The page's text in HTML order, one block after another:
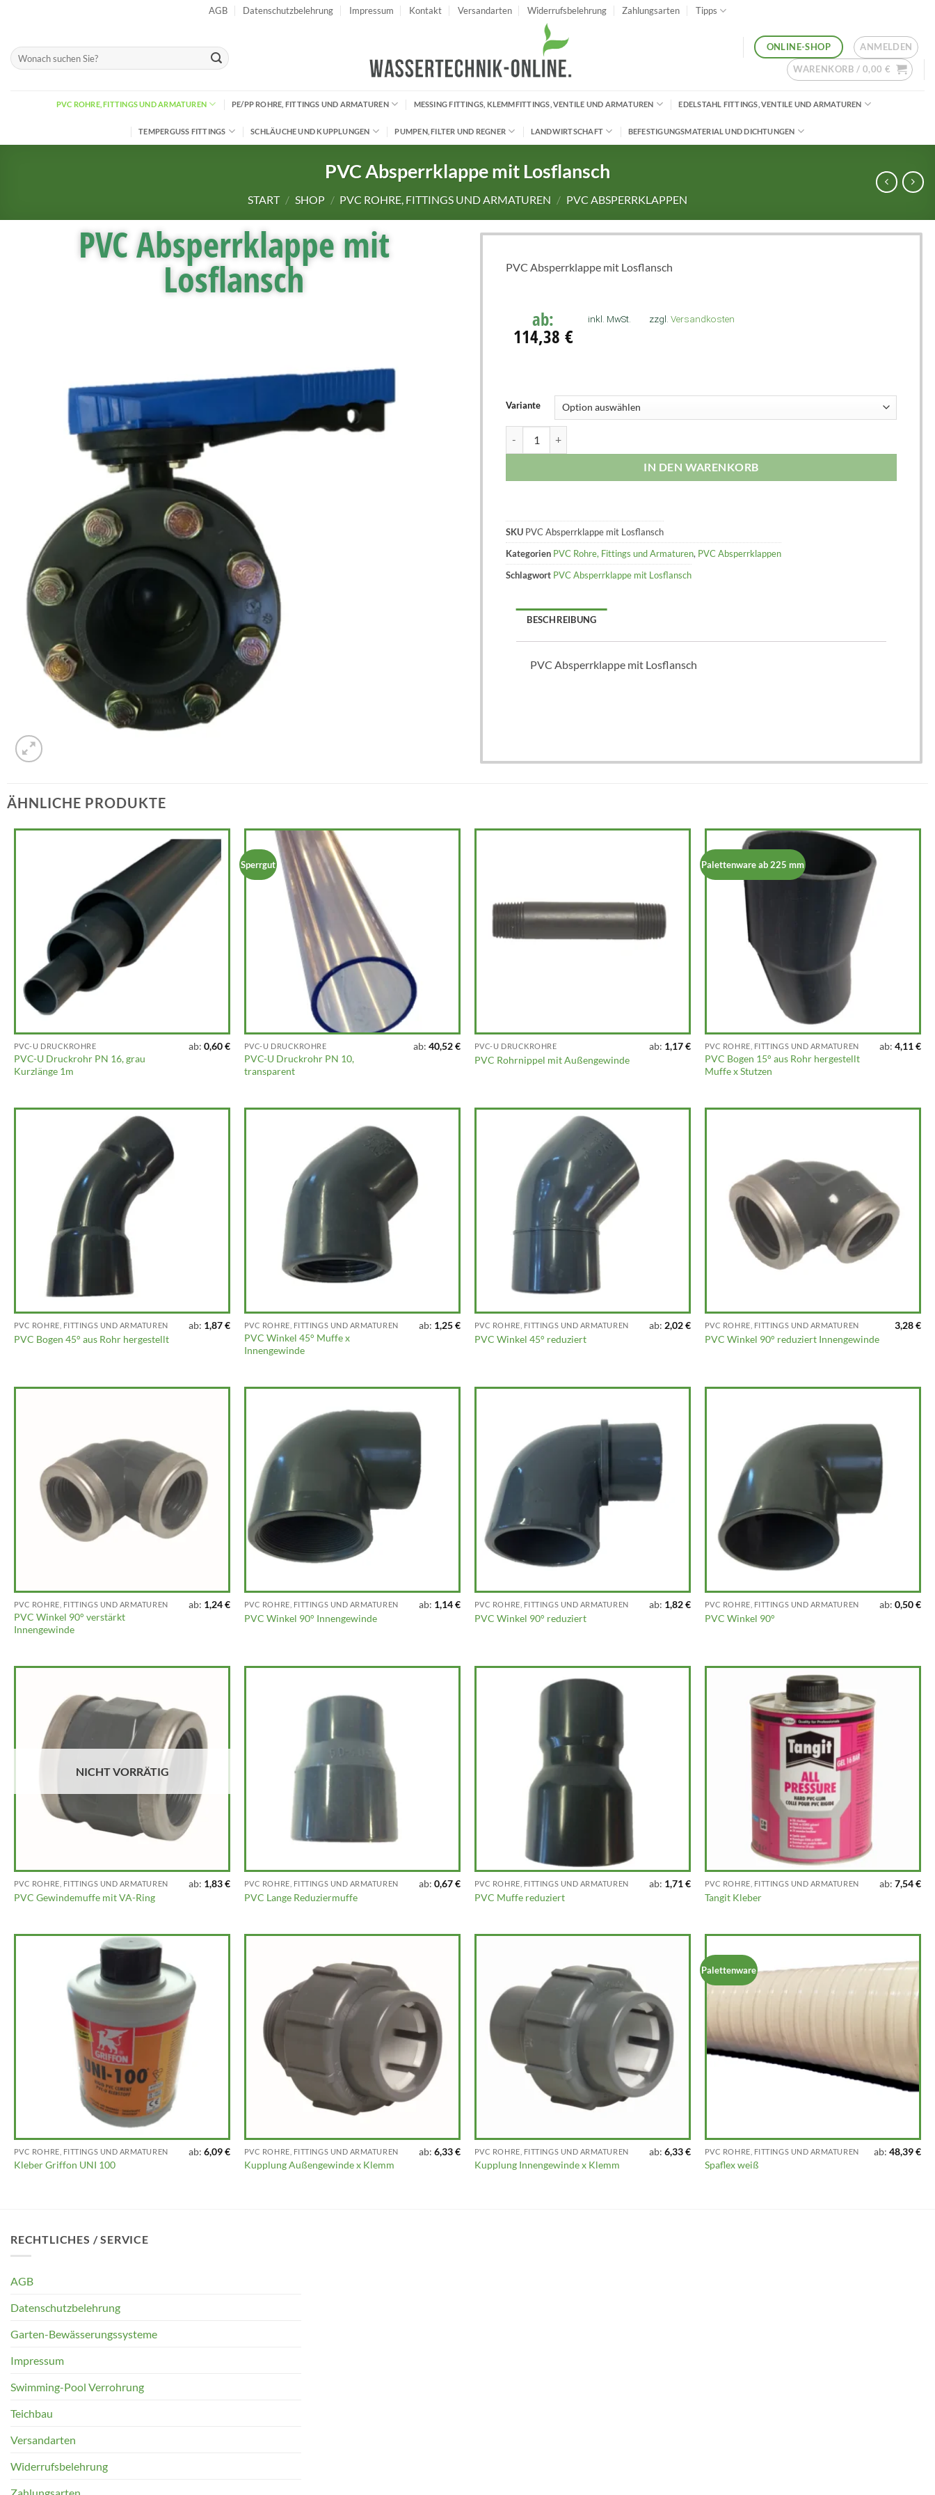
AGB Datenschutzbelehrung Impressum Kontakt Versandarten Widerrufsbelehrung Zahlungsarten Tipps
ONLINE-SHOP ANMELDEN
WARENKORB / 0,00 €
PVC ROHRE, FITTINGS UND ARMATUREN PE/PP ROHRE, FITTINGS UND ARMATUREN MESSING FITTINGS, KLEMMFITTINGS, VENTILE UND ARMATUREN EDELSTAHL FITTINGS, VENTILE UND ARMATUREN
TEMPERGUSS FITTINGS SCHLÄUCHE UND KUPPLUNGEN PUMPEN, FILTER UND REGNER LANDWIRTSCHAFT BEFESTIGUNGSMATERIAL UND DICHTUNGEN
PVC Absperrklappe mit Losflansch
START / SHOP / PVC ROHRE, FITTINGS UND ARMATUREN / PVC ABSPERRKLAPPEN
PVC Absperrklappe mit
Losflansch PVC Absperrklappe mit Losflansch
ab:
114,38 €
inkl. MwSt. zzgl. Versandkosten
Variante
IN DEN WARENKORB
SKU PVC Absperrklappe mit Losflansch
Kategorien PVC Rohre, Fittings und Armaturen, PVC Absperrklappen
Schlagwort PVC Absperrklappe mit Losflansch
BESCHREIBUNG
PVC Absperrklappe mit Losflansch
ÄHNLICHE PRODUKTE
PVC-U DRUCKROHRE
PVC-U Druckrohr PN 16, grau
Kurzlänge 1m
ab:0,60€
Sperrgut
PVC-U DRUCKROHRE
PVC-U Druckrohr PN 10,
transparent
ab:40,52€ PVC-U DRUCKROHRE
PVC Rohrnippel mit Außengewinde
ab: 1,17€
Palettenware ab 225 mm
PVC ROHRE, FITTINGS UND ARMATUREN
PVC Bogen 15° aus Rohr hergestellt
Muffe x Stutzen
ab:4,11€
PVC ROHRE, FITTINGS UND ARMATUREN
PVC Bogen 45° aus Rohr hergestellt
ab: 1,87€ PVC ROHRE, FITTINGS UND ARMATUREN
PVC Winkel 45° Muffe x
Innengewinde
ab: 1,25€ PVC ROHRE, FITTINGS UND ARMATUREN
PVC Winkel 45° reduziert
ab: 2,02€ PVC ROHRE, FITTINGS UND ARMATUREN
PVC Winkel 90° reduziert Innengewinde
3,28€
PVC ROHRE, FITTINGS UND ARMATUREN
PVC Winkel 90° verstärkt
Innengewinde
ab: 1,24€ PVC ROHRE, FITTINGS UND ARMATUREN
PVC Winkel 90° Innengewinde
ab: 1,14€ PVC ROHRE, FITTINGS UND ARMATUREN
PVC Winkel 90° reduziert
ab: 1,82€ PVC ROHRE, FITTINGS UND ARMATUREN
PVC Winkel 90°
ab:0,50€
NICHT VORRÄTIG
PVC ROHRE, FITTINGS UND ARMATUREN
PVC Gewindemuffe mit VA-Ring
ab: 1,83€ PVC ROHRE, FITTINGS UND ARMATUREN
PVC Lange Reduziermuffe
ab:0,67€ PVC ROHRE, FITTINGS UND ARMATUREN
PVC Muffe reduziert
ab: 1,71€ PVC ROHRE, FITTINGS UND ARMATUREN
Tangit Kleber
ab:7,54€
PVC ROHRE, FITTINGS UND ARMATUREN
Kleber Griffon UNI 100
ab:6,09€ PVC ROHRE, FITTINGS UND ARMATUREN
Kupplung Außengewinde x Klemm
ab:6,33€ PVC ROHRE, FITTINGS UND ARMATUREN
Kupplung Innengewinde x Klemm
ab:6,33€
Palettenware
PVC ROHRE, FITTINGS UND ARMATUREN
Spaflex weiß
ab:48,39€
RECHTLICHES / SERVICE
AGB
Datenschutzbelehrung
Garten-Bewässerungssysteme
Impressum
Swimming-Pool Verrohrung
Teichbau
Versandarten
Widerrufsbelehrung